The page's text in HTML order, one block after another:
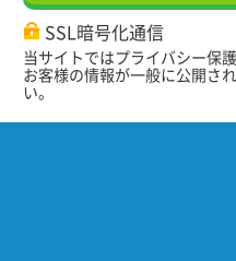
SSL暗号化通信
当サイトではプライバシー保
お客様の情報が一般に公開さ
い。